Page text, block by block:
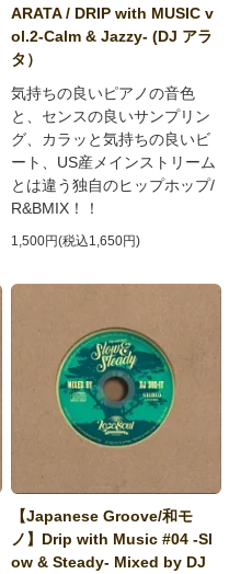
ARATA / DRIP with MUSIC v
ol.2-Calm & Jazzy- (DJ アラ
タ）
気持ちの良いピアノの音色
と、センスの良いサンプリン
グ、カラッと気持ちの良いビ
ート、US産メインストリーム
とは違う独自のヒップホップ/
R&BMIX！！
1,500円(税込1,650円)
【Japanese Groove/和モ
ノ】Drip with Music #04 -Sl
ow & Steady- Mixed by DJ